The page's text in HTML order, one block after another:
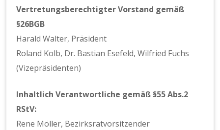
Vertretungsberechtigter Vorstand gemäß
§26BGB
Harald Walter, Präsident
Roland Kolb, Dr. Bastian Esefeld, Wilfried Fuchs
(Vizepräsidenten)
Inhaltlich Verantwortliche gemäß §55 Abs.2
RStV:
Rene Möller, Bezirksratvorsitzender